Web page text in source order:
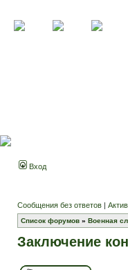
Вход
Сообщения без ответов |
Список форумов » Военная
Заключение